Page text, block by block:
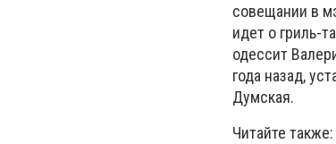
совещании в
идет о гриль-
одессит
года назад,
Думская.
Читайте также: